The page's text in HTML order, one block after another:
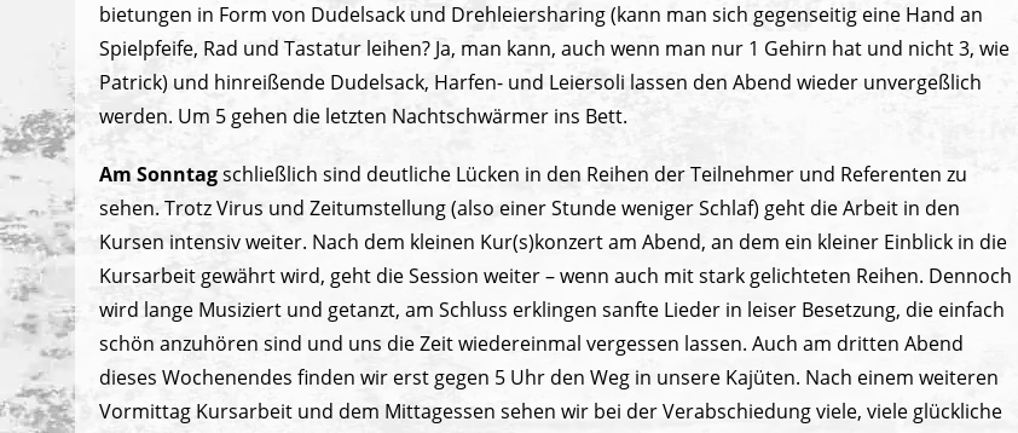
bietungen in Form von Dudelsack und Drehleiersharing (kann man sich gegenseitig eine Hand an
Spielpfeife, Rad und Tastatur leihen? Ja, man kann, auch wenn man nur 1 Gehirn hat und nicht 3, wie
Patrick) und hinreißende Dudelsack, Harfen- und Leiersoli lassen den Abend wieder unvergeßlich
werden. Um 5 gehen die letzten Nachtschwärmer ins Bett.
Am Sonntagschließlich sind deutliche Lücken in den Reihen der Teilnehmer und Referenten zu
sehen. Trotz Virus und Zeitumstellung (also einer Stunde weniger Schlaf) geht die Arbeit in den
Kursen intensiv weiter. Nach dem kleinen Kur(s)konzert am Abend, an dem ein kleiner Einblick in die
Kursarbeit gewährt wird, geht die Session weiter – wenn auch mit stark gelichteten Reihen. Dennoch
wird lange Musiziert und getanzt, am Schluss erklingen sanfte Lieder in leiser Besetzung, die einfach
schön anzuhören sind und uns die Zeit wiedereinmal vergessen lassen. Auch am dritten Abend
dieses Wochenendes finden wir erst gegen 5 Uhr den Weg in unsere Kajüten. Nach einem weiteren
Vormittag Kursarbeit und dem Mittagessen sehen wir bei der Verabschiedung viele, viele glückliche